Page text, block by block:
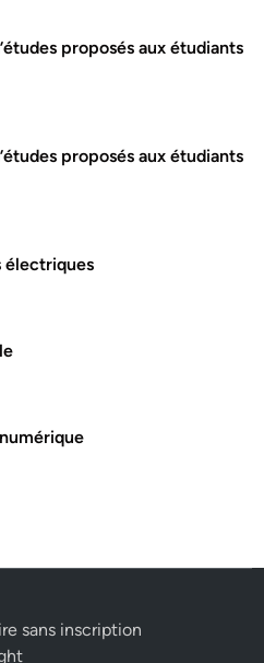
proposés aux étudiants
proposés aux étudiants
électriques
sans inscription